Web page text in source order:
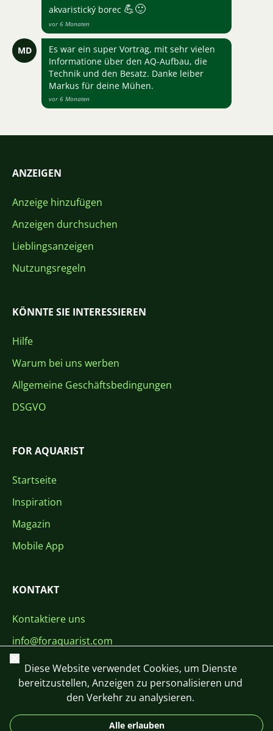
akvaristický borec 💪🙂
vor 6 Monaten
MD
Es war ein super Vortrag, mit sehr vielen
Informatione über den AQ-Aufbau, die
Technik und den Besatz. Danke leiber
Markus für deine Mühen.
vor 6 Monaten
ANZEIGEN
Anzeige hinzufügen
Anzeigen durchsuchen
Lieblingsanzeigen
Nutzungsregeln
KÖNNTE SIE INTERESSIEREN
Hilfe
Warum bei uns werben
Allgemeine Geschäftsbedingungen
DSGVO
FOR AQUARIST
Startseite
Inspiration
Magazin
Mobile App
KONTAKT
Kontaktiere uns
info@foraquarist.com
+420 603 449 602
Schließen
Diese Website verwendet Cookies, um Dienste
bereitzustellen, Anzeigen zu personalisieren und
den Verkehr zu analysieren.
Alle erlauben